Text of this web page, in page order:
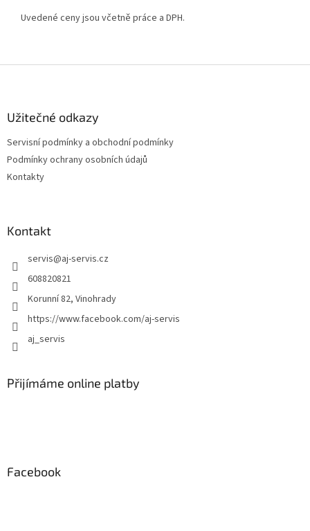
Uvedené ceny jsou včetně práce a DPH.
Užitečné odkazy
Servisní podmínky a obchodní podmínky
Podmínky ochrany osobních údajů
Kontakty
Kontakt
servis@aj-servis.cz
608820821
Korunní 82, Vinohrady
https://www.facebook.com/aj-servis
aj_servis
Přijímáme online platby
Facebook